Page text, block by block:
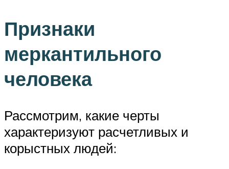
Признаки
меркантильного
человека
Рассмотрим, какие черты
характеризуют расчетливых и
корыстных людей: